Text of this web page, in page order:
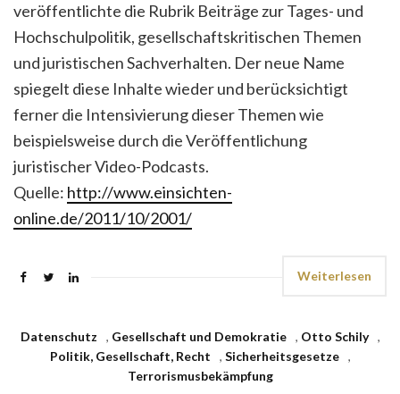
veröffentlichte die Rubrik Beiträge zur Tages- und
Hochschulpolitik, gesellschaftskritischen Themen
und juristischen Sachverhalten. Der neue Name
spiegelt diese Inhalte wieder und berücksichtigt
ferner die Intensivierung dieser Themen wie
beispielsweise durch die Veröffentlichung
juristischer Video-Podcasts.
Quelle: http://www.einsichten-
online.de/2011/10/2001/
Weiterlesen
Datenschutz , Gesellschaft und Demokratie , Otto Schily
,
Politik, Gesellschaft, Recht
, Sicherheitsgesetze
,
Terrorismusbekämpfung